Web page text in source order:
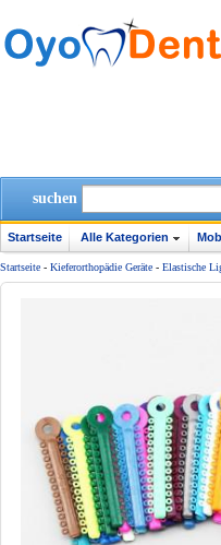
suchen
Startseite Alle Kategorien
Startseite - Kieferorthopädie Geräte - Elastische